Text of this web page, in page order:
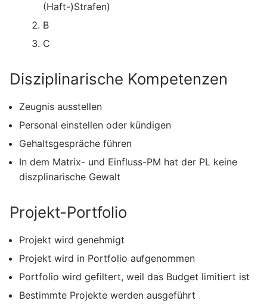
(Haft-)Strafen)
B
C
Disziplinarische Kompetenzen
Zeugnis ausstellen
Personal einstellen oder kündigen
Gehaltsgespräche führen
In dem Matrix- und Einfluss-PM hat der PL keine
diszplinarische Gewalt
Projekt-Portfolio
Projekt wird genehmigt
Projekt wird in Portfolio aufgenommen
Portfolio wird gefiltert, weil das Budget limitiert ist
Bestimmte Projekte werden ausgeführt